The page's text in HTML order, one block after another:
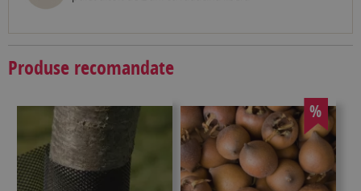
Produse recomandate
%